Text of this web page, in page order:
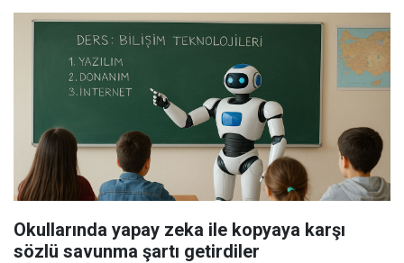
Okullarında yapay zeka ile kopyaya karşı
sözlü savunma şartı getirdiler